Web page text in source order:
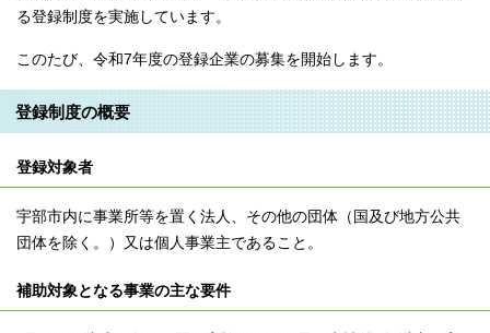
る登録制度を実施しています。
このたび、令和7年度の登録企業の募集を開始します。
登録制度の概要
登録対象者
宇部市内に事業所等を置く法人、その他の団体（国及び地方公共
団体を除く。）又は個人事業主であること。
補助対象となる事業の主な要件